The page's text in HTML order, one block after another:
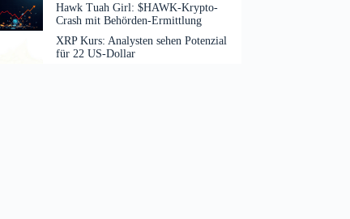
Hawk Tuah Girl: $HAWK-Krypto-
Crash mit Behörden-Ermittlung
XRP Kurs: Analysten sehen Potenzial
für 22 US-Dollar